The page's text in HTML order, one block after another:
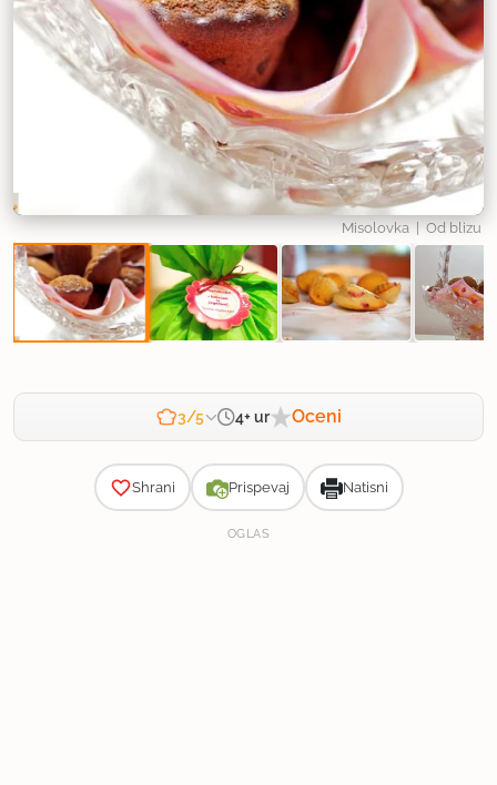
Misolovka | Od blizu
3/5 4+ ur Oceni
Shrani Prispevaj Natisni
OGLAS